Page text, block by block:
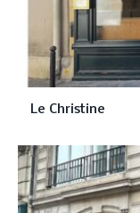
Le Christine